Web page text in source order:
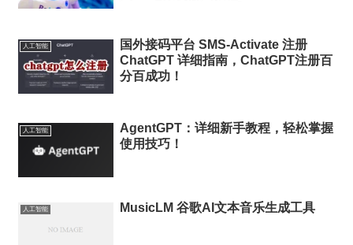
人工智能
国外接码平台 SMS-Activate 注册
ChatGPT 详细指南，ChatGPT注册百
分百成功！
人工智能
AgentGPT：详细新手教程，轻松掌握
使用技巧！
人工智能 MusicLM 谷歌AI文本音乐生成工具